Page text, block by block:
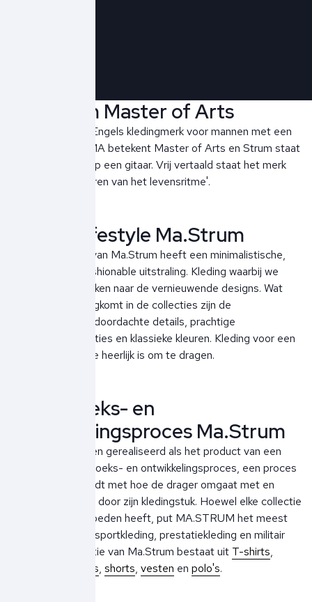
Ma.Strum Master of Arts
Ma.Strum is een Engels kledingmerk voor mannen met een
eigen identiteit. MA betekent Master of Arts en Strum staat
voor het spelen op een gitaar. Vrij vertaald staat het merk
voor het 'meesteren van het levensritme'.
Casual Lifestyle Ma.Strum
De herenkleding van Ma.Strum heeft een minimalistische,
functionele en fashionable uitstraling. Kleding waarbij we
steeds weer uitkijken naar de vernieuwende designs. Wat
steeds weer terugkomt in de collecties zijn de
premiumstoffen, doordachte details, prachtige
materiaalcombinaties en klassieke kleuren. Kleding voor een
casual lifestyle die heerlijk is om te dragen.
Onderzoeks- en
ontwikkelingsproces Ma.Strum
Ontwerpen worden gerealiseerd als het product van een
uitgebreid onderzoeks- en ontwikkelingsproces, een proces
dat zich bezighoudt met hoe de drager omgaat met en
wordt beschermd door zijn kledingstuk. Hoewel elke collectie
verschillende invloeden heeft, put MA.STRUM het meest
uit de wereld van sportkleding, prestatiekleding en militair
design. De collectie van Ma.Strum bestaat uit T-shirts,
hoodies, shorts, vesten en polo's.